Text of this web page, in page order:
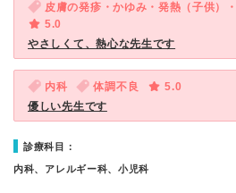
5.0
やさしくて、熱心な先生です
内科 体調不良
5.0
優しい先生です
診療科目：
内科、アレルギー科、小児科